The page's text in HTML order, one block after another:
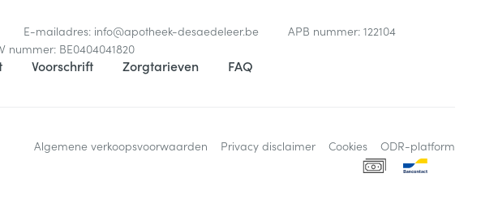
E-mailadres: info@apotheek-desaedeleer.be APB nummer: 122104
nummer: BE0404041820
Voorschrift Zorgtarieven FAQ
Algemene verkoopsvoorwaarden Privacy disclaimer Cookies ODR-platform